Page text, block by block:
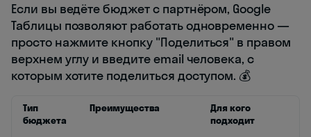
Если вы ведёте бюджет с партнёром, Google
Таблицы позволяют работать одновременно —
просто нажмите кнопку "Поделиться" в правом
верхнем углу и введите email человека, с
которым хотите поделиться доступом. 💰
Тип
бюджета
Преимущества
Для кого
подходит